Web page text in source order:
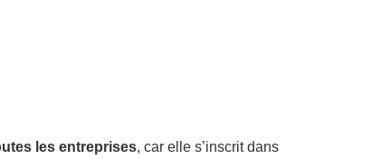
les entreprises, car elle s’inscrit dans